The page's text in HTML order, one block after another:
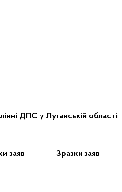
ДПС у Луганській області
заяв Зразки заяв